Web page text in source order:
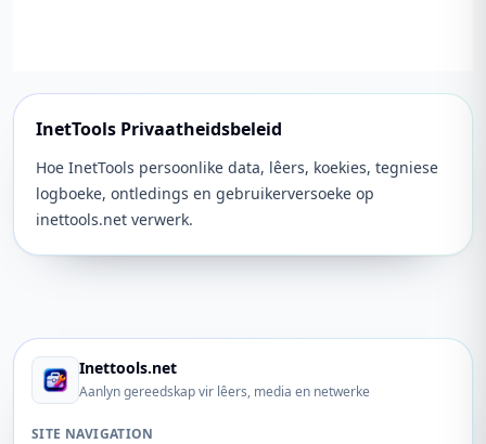
InetTools Privaatheidsbeleid
Hoe InetTools persoonlike data, lêers, koekies, tegniese
logboeke, ontledings en gebruikerversoeke op
inettools.net verwerk.
Inettools.net
Aanlyn gereedskap vir lêers, media en netwerke
SITE NAVIGATION